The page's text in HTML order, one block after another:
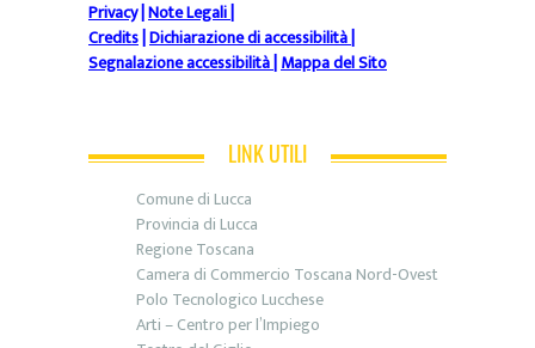
Privacy|Note Legali|
Credits|Dichiarazione di accessibilità|
Segnalazione accessibilità|Mappa del Sito
LINK UTILI
Comune di Lucca
Provincia di Lucca
Regione Toscana
Camera di Commercio Toscana Nord-Ovest
Polo Tecnologico Lucchese
Arti – Centro per l’Impiego